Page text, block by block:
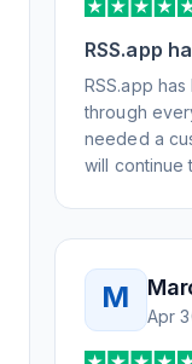
RSS.app
RSS.app
through
needed a
will continue
M
Apr